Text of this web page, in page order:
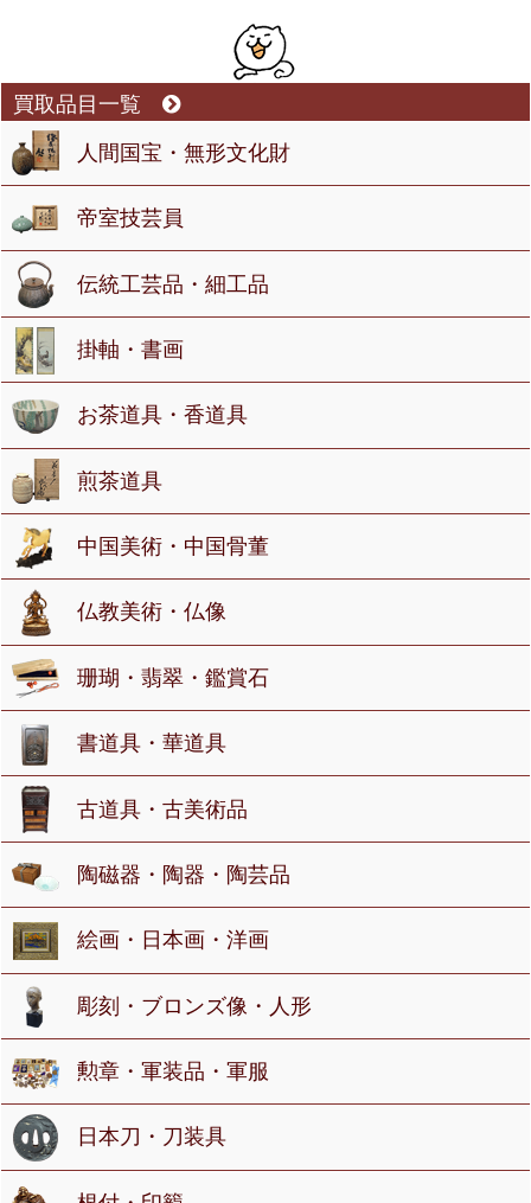
買取品目一覧
人間国宝・無形文化財
帝室技芸員
伝統工芸品・細工品
掛軸・書画
お茶道具・香道具
煎茶道具
中国美術・中国骨董
仏教美術・仏像
珊瑚・翡翠・鑑賞石
書道具・華道具
古道具・古美術品
陶磁器・陶器・陶芸品
絵画・日本画・洋画
彫刻・ブロンズ像・人形
勲章・軍装品・軍服
日本刀・刀装具